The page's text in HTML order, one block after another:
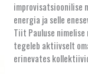
improvisatsioonilise
energia ja selle
Tiit Pauluse
tegeleb aktiivselt
erinevates